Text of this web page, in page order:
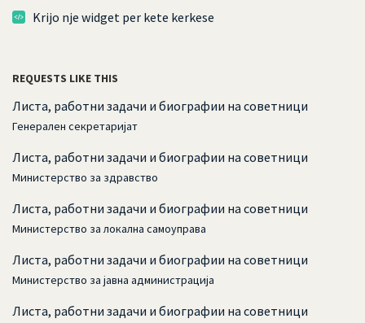
Krijo nje widget per kete kerkese
REQUESTS LIKE THIS
Листа, работни задачи и биографии на советници
Генерален секретаријат
Листа, работни задачи и биографии на советници
Министерство за здравство
Листа, работни задачи и биографии на советници
Министерство за локална самоуправа
Листа, работни задачи и биографии на советници
Министерство за јавна администрација
Листа, работни задачи и биографии на советници